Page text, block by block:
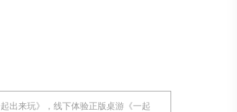
出来玩》，线下体验正版桌游《一起